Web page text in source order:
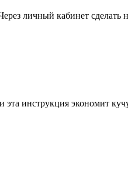
личный кабинет
эта инструкция экономит